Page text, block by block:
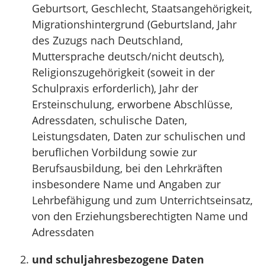
Geburtsort, Geschlecht, Staatsangehörigkeit,
Migrationshintergrund (Geburtsland, Jahr
des Zuzugs nach Deutschland,
Muttersprache deutsch/nicht deutsch),
Religionszugehörigkeit (soweit in der
Schulpraxis erforderlich), Jahr der
Ersteinschulung, erworbene Abschlüsse,
Adressdaten, schulische Daten,
Leistungsdaten, Daten zur schulischen und
beruflichen Vorbildung sowie zur
Berufsausbildung, bei den Lehrkräften
insbesondere Name und Angaben zur
Lehrbefähigung und zum Unterrichtseinsatz,
von den Erziehungsberechtigten Name und
Adressdaten
und schuljahresbezogene Daten